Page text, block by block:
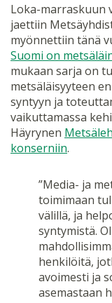
Loka-marraskuun
jaettiin
myönnettiin tänä
Suomi on
mukaan sarja on
metsäläisyyteen
syntyyn ja
vaikuttamassa
Häyrynen
konserniin.
”Media- ja
toimimaan
välillä, ja
syntymistä.
henkilöitä,
avoimesti ja
asemastaan